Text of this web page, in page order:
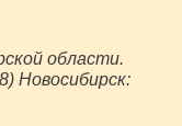
области.
Новосибирск: